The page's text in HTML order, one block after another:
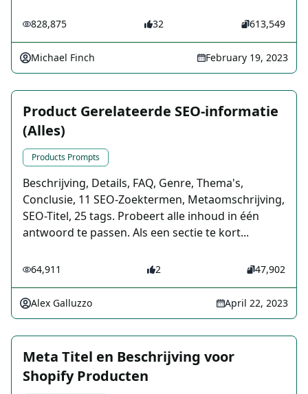
828,875 32 613,549
Michael Finch February 19, 2023
Product Gerelateerde SEO-informatie
(Alles)
Products Prompts
Beschrijving, Details, FAQ, Genre, Thema's,
Conclusie, 11 SEO-Zoektermen, Metaomschrijving,
SEO-Titel, 25 tags. Probeert alle inhoud in één
antwoord te passen. Als een sectie te kort...
64,911 2 47,902
Alex Galluzzo April 22, 2023
Meta Titel en Beschrijving voor
Shopify Producten